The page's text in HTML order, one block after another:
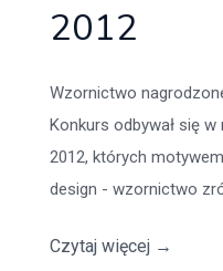
2012
Wzornictwo
Konkurs odbywał się w
2012, których
design - wzornictwo
Czytaj więcej →